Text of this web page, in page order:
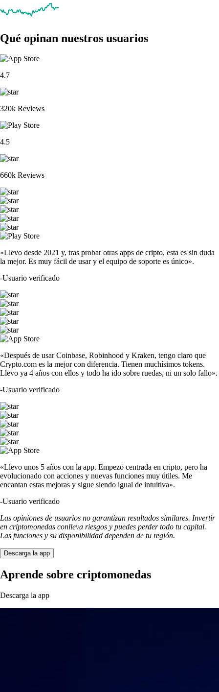
Qué opinan nuestros usuarios
4.7
320k Reviews
4.5
660k Reviews
«Llevo desde 2021 y, tras probar otras apps de cripto, esta es sin duda
la mejor. Es muy fácil de usar y el equipo de soporte es único».
-Usuario verificado
«Después de usar Coinbase, Robinhood y Kraken, tengo claro que
Crypto.com es la mejor con diferencia. Tienen muchísimos tokens.
Llevo ya 4 años con ellos y todo ha ido sobre ruedas, ni un solo fallo».
-Usuario verificado
«Llevo unos 5 años con la app. Empezó centrada en cripto, pero ha
evolucionado con acciones y nuevas funciones muy útiles. Me
encantan estas mejoras y sigue siendo igual de intuitiva».
-Usuario verificado
Las opiniones de usuarios no garantizan resultados similares. Invertir
en criptomonedas conlleva riesgos y puedes perder todo tu capital.
Las funciones y su disponibilidad dependen de tu región.
Descarga la app
Aprende sobre criptomonedas
Descarga la app